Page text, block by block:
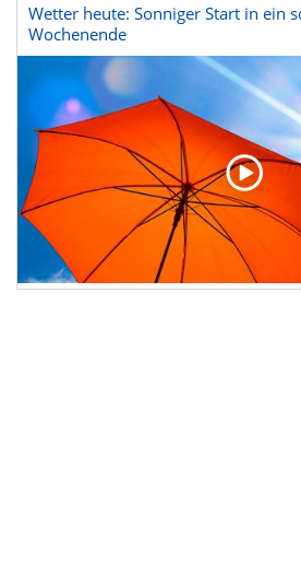
Wetter heute: Sonniger Start in ein
Wochenende